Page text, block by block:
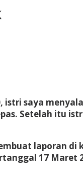
istri saya
Setelah itu
laporan
17